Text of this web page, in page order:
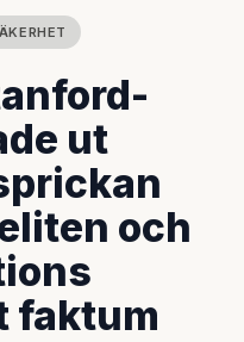
ut
och
faktum